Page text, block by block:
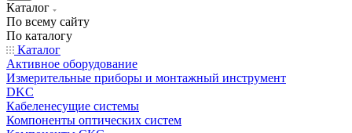
Каталог
По всему сайту
По каталогу
Каталог
Активное оборудование
Измерительные приборы и монтажный инструмент
DKC
Кабеленесущие системы
Компоненты оптических систем